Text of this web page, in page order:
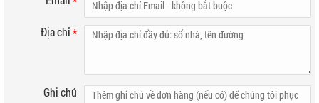
Địa chỉ*
Ghi chú